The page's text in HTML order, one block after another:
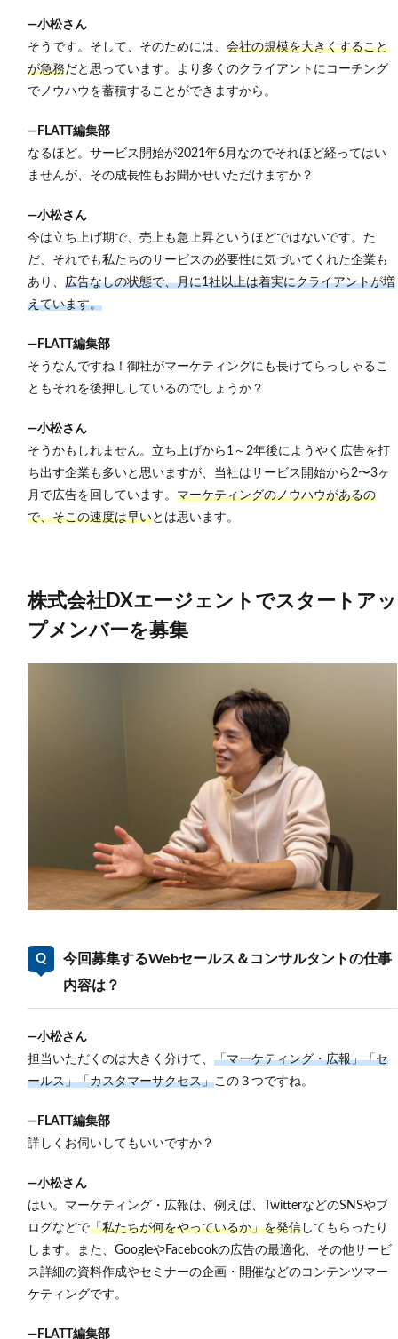
業へ
―小松さん
そうです。そして、そのためには、 会社の規模を大きくすること
が急務だと思っています。より多くのクライアントにコーチング
でノウハウを蓄積することができますから。
―FLATT編集部
なるほど。 サービス開始が2021年6月なのでそれほど経ってはい
ませんが、その成長性もお聞かせいただけますか？
―小松さん
今は立ち上げ期で、売上も急上昇というほどではないです。た
だ、それでも私たちのサービスの必要性に気づいてくれた企業も
あり、 広告なしの状態で、月に1社以上は着実にクライアントが増
えています。
―FLATT編集部
そうなんですね！御社がマーケティングにも長けてらっしゃるこ
ともそれを後押ししているのでしょうか？
―小松さん
そうかもしれません。立ち上げから1～2年後にようやく広告を打
ち出す企業も多いと思いますが、当社はサービス開始から2〜3ヶ
月で広告を回しています。 マーケティングのノウハウがあるの
で、そこの速度は早いとは思います。
株式会社DXエージェントでスタートアッ
プメンバーを募集
今回募集するWebセールス＆コンサルタントの仕事
内容は ？
―小松さん
担当いただくのは大きく分けて、 「マーケティング・広報」「セ
ールス」「カスタマーサクセス」この３つですね。
―FLATT編集部
詳しくお伺いしてもいいですか？
―小松さん
はい。 マーケティング・広報は、例えば、TwitterなどのSNSやブ
ログなどで「私たちが何をやっているか」を発信 してもらったり
します。また、GoogleやFacebookの広告の最適化、その他サービ
ス詳細の資料作成やセミナーの企画・開催などのコンテンツマー
ケティングです。
―FLATT編集部